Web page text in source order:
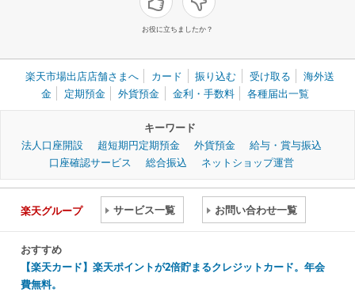
お役に立ちましたか？
楽天市場出店店舗さまへ カード 振り込む 受け取る
海外送
金
定期預金 外貨預金 金利・手数料 各種届出一覧
キーワード
法人口座開設
超短期円定期預金 外貨預金
給与・賞与振込
口座確認サービス
総合振込 ネットショップ運営
楽天グループ サービス一覧 お問い合わせ一覧
おすすめ
【楽天カード】楽天ポイントが2倍貯まるクレジットカード。年会
費無料。